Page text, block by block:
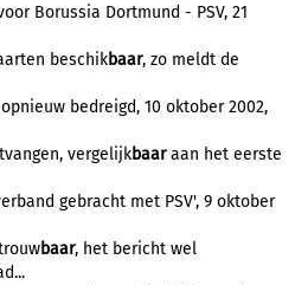
Borussia Dortmund - PSV, 21
beschikbaar, zo meldt de
bedreigd, 10 oktober 2002,
vergelijkbaaraan het eerste
gebracht met PSV', 9 oktober
baar, het bericht wel